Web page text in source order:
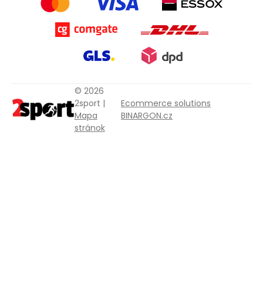
© 2026
2sport |
Mapa
stránok
Ecommerce solutions
BINARGON.cz